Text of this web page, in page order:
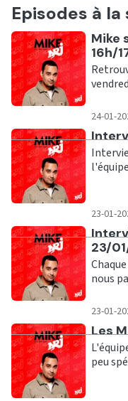
Episodes à la
Mike
16h/
24-01-
23-01-
23/
nous
23-01-
Les
peu